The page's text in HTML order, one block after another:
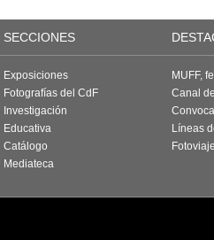
SECCIONES
Exposiciones
Fotografías del CdF
Investigación
Educativa
Catálogo
Mediateca
MUFF,
Canal
Líneas